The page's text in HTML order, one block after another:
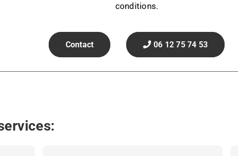
conditions.
Contact 06 12 75 74 53